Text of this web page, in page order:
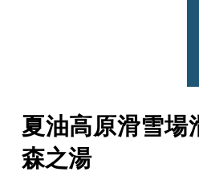
夏油高原滑雪場
森之湯